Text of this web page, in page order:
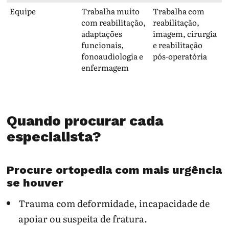
Equipe
Trabalha muito
com reabilitação,
adaptações
funcionais,
fonoaudiologia e
enfermagem
Trabalha com
reabilitação,
imagem, cirurgia
e reabilitação
pós-operatória
Quando procurar cada
especialista?
Procure ortopedia com mais urgência
se houver
Trauma com deformidade, incapacidade de
apoiar ou suspeita de fratura.